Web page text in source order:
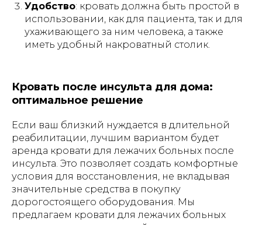
Удобство: кровать должна быть простой в
использовании, как для пациента, так и для
ухаживающего за ним человека, а также
иметь удобный накроватный столик.
Кровать после инсульта для дома:
оптимальное решение
Если ваш близкий нуждается в длительной
реабилитации, лучшим вариантом будет
аренда кровати для лежачих больных после
инсульта. Это позволяет создать комфортные
условия для восстановления, не вкладывая
значительные средства в покупку
дорогостоящего оборудования. Мы
предлагаем кровати для лежачих больных